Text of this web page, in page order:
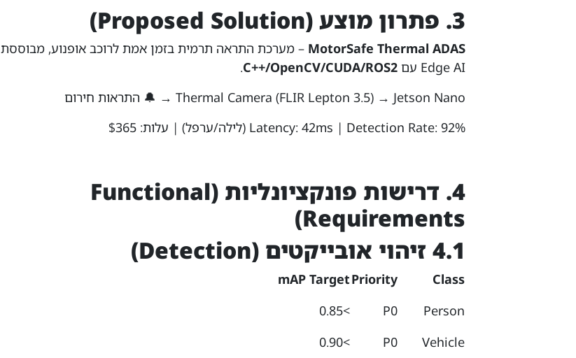
3. פתרון מוצע (Proposed Solution)
MotorSafe Thermal ADAS – מערכת התראה תרמית בזמן אמת לרוכב אופנוע, מבוססת
Edge AI עם
C++/OpenCV/CUDA/ROS2
.
Thermal Camera (FLIR Lepton 3.5) → Jetson Nano → 🔔 התראות חירום
Latency: 42ms | Detection Rate: 92% (לילה/ערפל) | עלות: $365
4. דרישות פונקציונליות (Functional
Requirements)
4.1 זיהוי אובייקטים (Detection)
Class
Priority
mAP Target
Person
P0
>0.85
Vehicle
P0
>0.90